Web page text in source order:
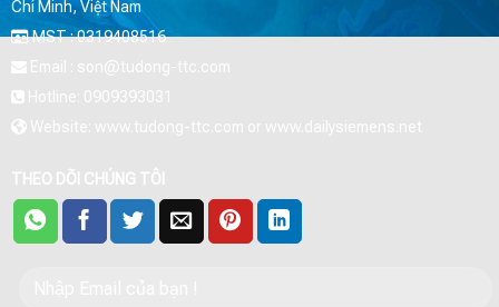
Chí Minh, Việt Nam
MST : 0319408516
Email : son@tudong-ttc.com
Hotline: 0909393031
Website: www.tudong-ttc.com or www.dailysiemens.net
THEO DÕI CHÚNG TÔI